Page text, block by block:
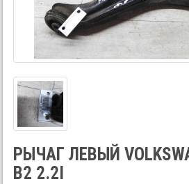
РЫЧАГ ЛЕВЫЙ
B2 2.2I